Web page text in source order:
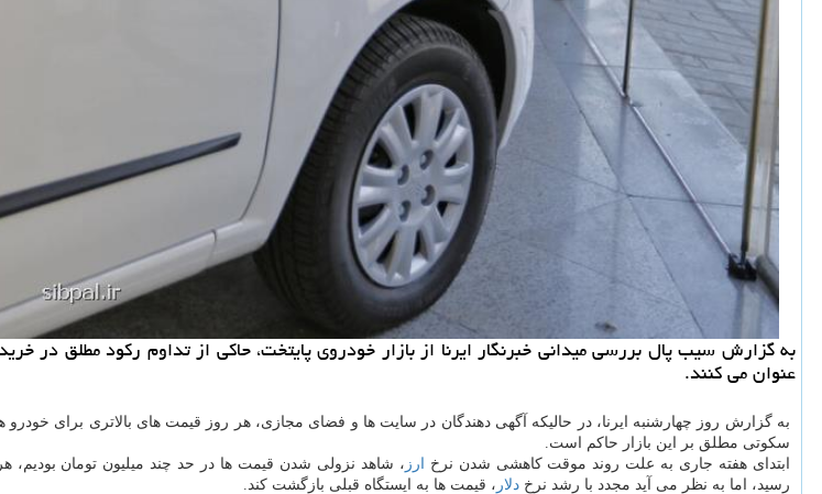
به گزارش سیب پال بررسی میدانی خبرنگار ایرنا از بازار خودروی پایتخت، حاكی از تداوم ركود مطلق در
عنوان می كنند.
به گزارش روز چهارشنبه ایرنا، در حالیکه آگهی دهندگان در سایت ها و فضای مجازی، هر روز قیمت های بالاتری برای خودرو
سکوتی مطلق بر این بازار حاکم است.
ابتدای هفته جاری به علت روند موقت کاهشی شدن نرخ
ارز ، شاهد نزولی شدن قیمت ها در حد چند میلیون تومان بودیم،
رسید، اما به نظر می آید مجدد با رشد نرخ دلار ، قیمت ها به ایستگاه قبلی بازگشت کند.